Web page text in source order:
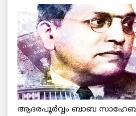
ആദരപൂര്‍വ്വം ബാബ